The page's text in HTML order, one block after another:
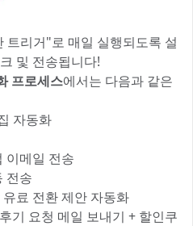
리거"로 매일 실행되도록 설
및 전송됩니다!
프로세스에서는 다음과 같은
자동화
이메일 전송
전송
료 전환 제안 자동화
기 요청 메일 보내기 + 할인쿠